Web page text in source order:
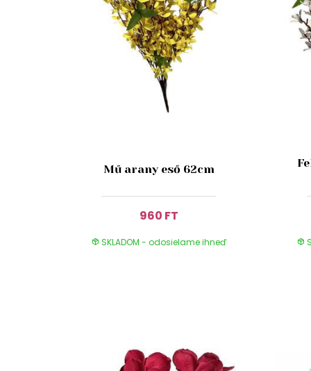
Mű arany eső 62cm
960 FT
SKLADOM - odosielame ihneď